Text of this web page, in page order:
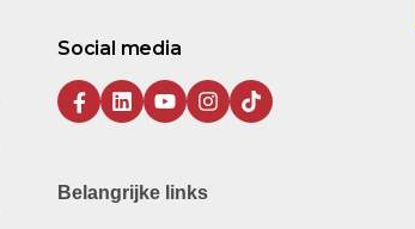
Social media
Belangrijke links